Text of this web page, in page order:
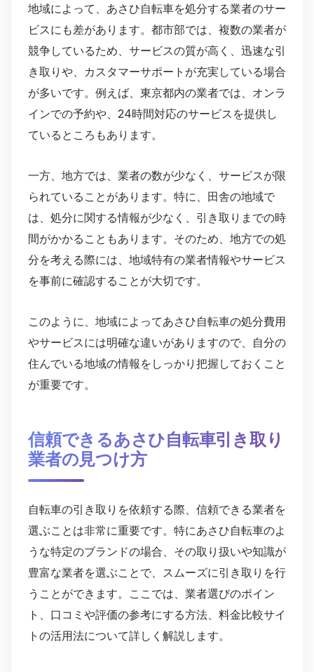
地域によって、あさひ自転車を処分する業者のサー
ビスにも差があります。都市部では、複数の業者が
競争しているため、サービスの質が高く、迅速な引
き取りや、カスタマーサポートが充実している場合
が多いです。例えば、東京都内の業者では、オンラ
インでの予約や、24時間対応のサービスを提供し
ているところもあります。
一方、地方では、業者の数が少なく、サービスが限
られていることがあります。特に、田舎の地域で
は、処分に関する情報が少なく、引き取りまでの時
間がかかることもあります。そのため、地方での処
分を考える際には、地域特有の業者情報やサービス
を事前に確認することが大切です。
このように、地域によってあさひ自転車の処分費用
やサービスには明確な違いがありますので、自分の
住んでいる地域の情報をしっかり把握しておくこと
が重要です。
信頼できるあさひ自転車引き取り
業者の見つけ方
自転車の引き取りを依頼する際、信頼できる業者を
選ぶことは非常に重要です。特にあさひ自転車のよ
うな特定のブランドの場合、その取り扱いや知識が
豊富な業者を選ぶことで、スムーズに引き取りを行
うことができます。ここでは、業者選びのポイン
ト、口コミや評価の参考にする方法、料金比較サイ
トの活用法について詳しく解説します。